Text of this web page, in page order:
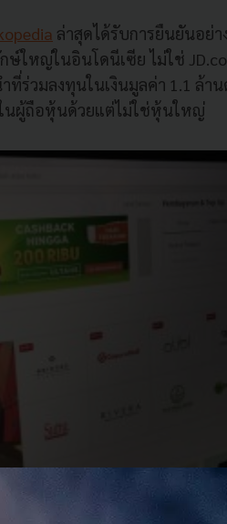
ล่าสุดได้รับการยืนยันอย่า
ษ์ใหญ่ในอินโดนีเซีย ไม่ใช่
ร่วมลงทุนในเงินมูลค่า 1.1 ล้าน
นผู้ถือหุ้นด้วยแต่ไม่ใช่หุ้นใหญ่